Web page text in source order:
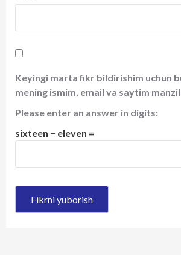
Keyingi marta fikr bildirishim uchun
mening ismim, email va saytim
Please enter an answer in digits:
sixteen − eleven =